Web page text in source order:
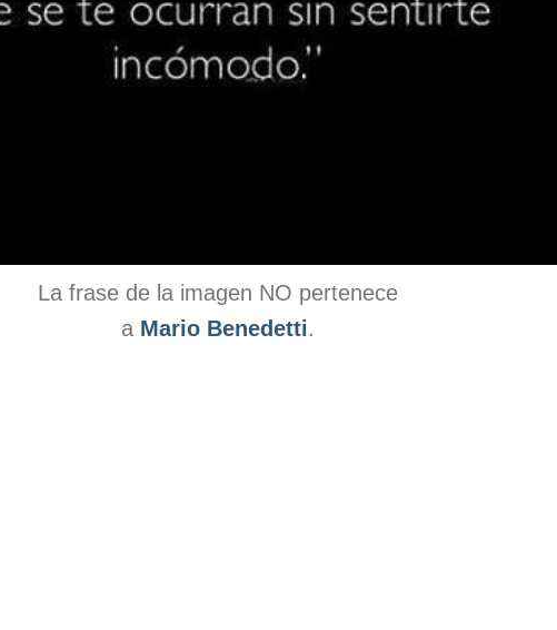
La frase de la imagen NO pertenece
a Mario Benedetti.